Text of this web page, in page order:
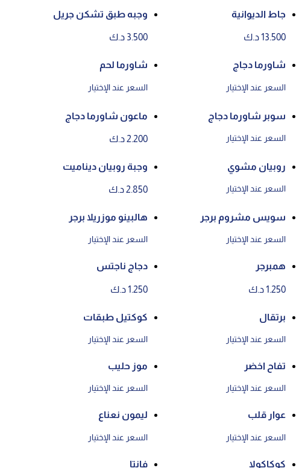
جاط الديوانية
13.500 د.ك
وجبه طبق تشكن جريل
3.500 د.ك
شاورما دجاج
السعر عند الإختيار
شاورما لحم
السعر عند الإختيار
سوبر شاورما دجاج
السعر عند الإختيار
ماعون شاورما دجاج
2.200 د.ك
روبيان مشوي
السعر عند الإختيار
وجبة روبيان ديناميت
2.850 د.ك
سويس مشروم برجر
السعر عند الإختيار
هالبينو موزريلا برجر
السعر عند الإختيار
همبرجر
1.250 د.ك
دجاج ناجتس
1.250 د.ك
برتقال
السعر عند الإختيار
كوكتيل طبقات
السعر عند الإختيار
تفاح اخضر
السعر عند الإختيار
موز حليب
السعر عند الإختيار
عوار قلب
السعر عند الإختيار
ليمون نعناع
السعر عند الإختيار
كوكاكولا فانتا